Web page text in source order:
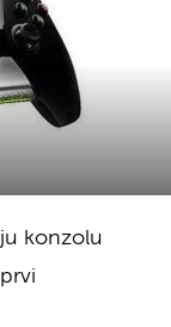
konzolu